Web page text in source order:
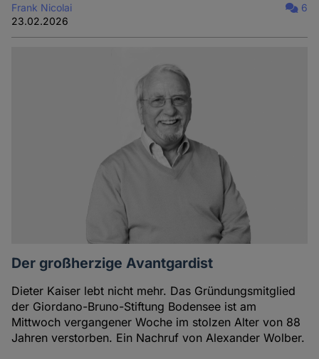
Frank Nicolai
23.02.2026
6
Der großherzige Avantgardist
Dieter Kaiser lebt nicht mehr. Das Gründungsmitglied
der Giordano-Bruno-Stiftung Bodensee ist am
Mittwoch vergangener Woche im stolzen Alter von 88
Jahren verstorben. Ein Nachruf von Alexander Wolber.